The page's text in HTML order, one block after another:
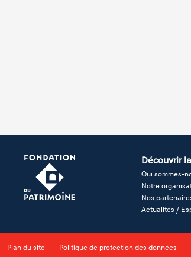
Découvrir
Qui sommes-
Notre
Nos
Actualités /
Plan du site Politique de protection des données